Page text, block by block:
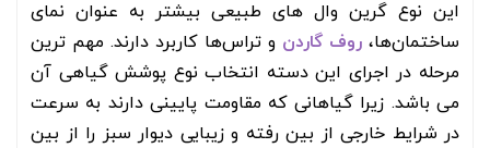
این نوع گرین وال های طبیعی بیشتر به عنوان نمای
ساختمان‌ها،روف گاردن و تراس‌ها کاربرد دارند. مهم ترین
مرحله در اجرای این دسته انتخاب نوع پوشش گیاهی آن
می باشد. زیرا گیاهانی که مقاومت پایینی دارند به سرعت
در شرایط خارجی از بین رفته و زیبایی دیوار سبز را از بین